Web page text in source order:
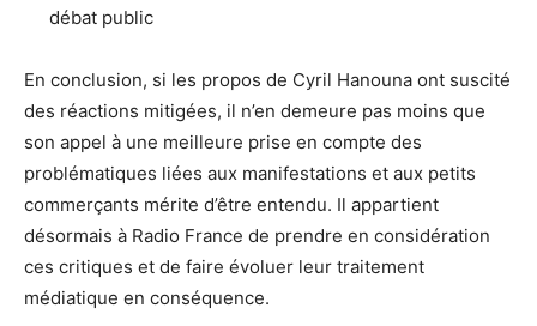
débat public
En conclusion, si les propos de Cyril Hanouna ont suscité
des réactions mitigées, il n’en demeure pas moins que
son appel à une meilleure prise en compte des
problématiques liées aux manifestations et aux petits
commerçants mérite d’être entendu. Il appartient
désormais à Radio France de prendre en considération
ces critiques et de faire évoluer leur traitement
médiatique en conséquence.